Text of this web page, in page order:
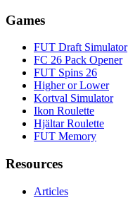
Games
FUT Draft Simulator
FC 26 Pack Opener
FUT Spins 26
Higher or Lower
Kortval Simulator
Ikon Roulette
Hjältar Roulette
FUT Memory
Resources
Articles